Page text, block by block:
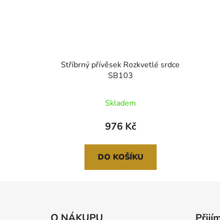
Stříbrný přívěsek Rozkvetlé srdce
SB103
Skladem
976 Kč
DO KOŠÍKU